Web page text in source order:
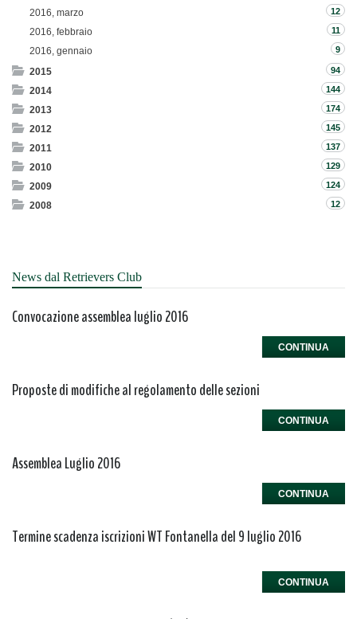
2016, marzo 12
2016, febbraio 11
2016, gennaio 9
2015 94
2014 144
2013 174
2012 145
2011 137
2010 129
2009 124
2008 12
News dal Retrievers Club
Convocazione assemblea luglio 2016
CONTINUA
Proposte di modifiche al regolamento delle sezioni
CONTINUA
Assemblea Luglio 2016
CONTINUA
Termine scadenza iscrizioni WT Fontanella del 9 luglio 2016
CONTINUA